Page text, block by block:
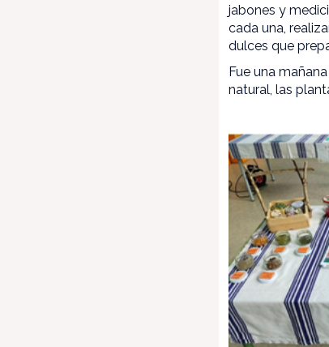
jabones y
cada una,
dulces que
Fue una
natural, las